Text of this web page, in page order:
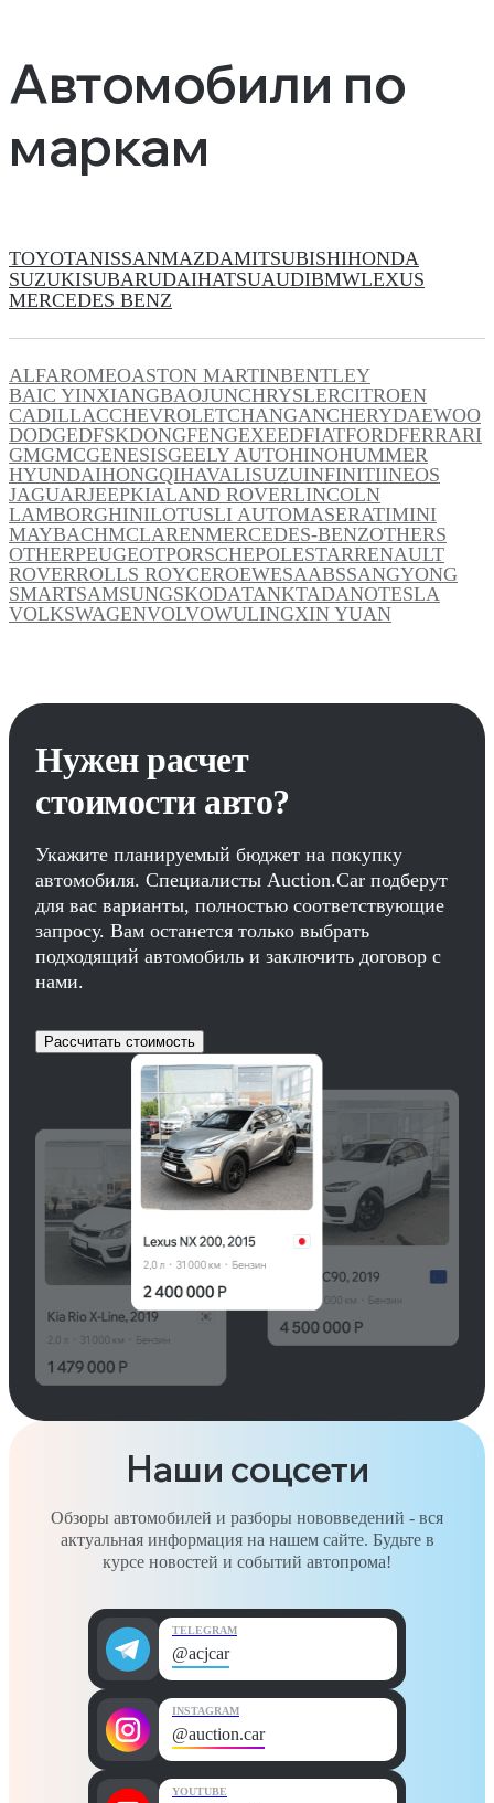
Автомобили по
маркам
TOYOTANISSANMAZDAMITSUBISHIHONDA
SUZUKISUBARUDAIHATSUAUDIBMWLEXUS
MERCEDES BENZ
ALFAROMEOASTON MARTINBENTLEY
BAIC YINXIANGBAOJUNCHRYSLERCITROEN
CADILLACCHEVROLETCHANGANCHERYDAEWOO
DODGEDFSKDONGFENGEXEEDFIATFORDFERRARI
GMGMCGENESISGEELY AUTOHINOHUMMER
HYUNDAIHONGQIHAVALISUZUINFINITIINEOS
JAGUARJEEPKIALAND ROVERLINCOLN
LAMBORGHINILOTUSLI AUTOMASERATIMINI
MAYBACHMCLARENMERCEDES-BENZOTHERS
OTHERPEUGEOTPORSCHEPOLESTARRENAULT
ROVERROLLS ROYCEROEWESAABSSANGYONG
SMARTSAMSUNGSKODATANKTADANOTESLA
VOLKSWAGENVOLVOWULINGXIN YUAN
Нужен расчет
стоимости авто?
Укажите планируемый бюджет на покупку
автомобиля. Специалисты Auction.Car подберут
для вас варианты, полностью соответствующие
запросу. Вам останется только выбрать
подходящий автомобиль и заключить договор с
нами.
Рассчитать стоимость
Наши соцсети
Обзоры автомобилей и разборы нововведений - вся
актуальная информация на нашем сайте. Будьте в
курсе новостей и событий автопрома!
TELEGRAM
@acjcar
INSTAGRAM
@auction.car
YOUTUBE